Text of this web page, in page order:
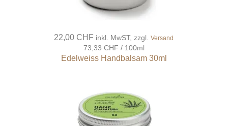
22,00 CHF inkl. MwST, zzgl.Versand
73,33 CHF / 100ml
Edelweiss Handbalsam 30ml